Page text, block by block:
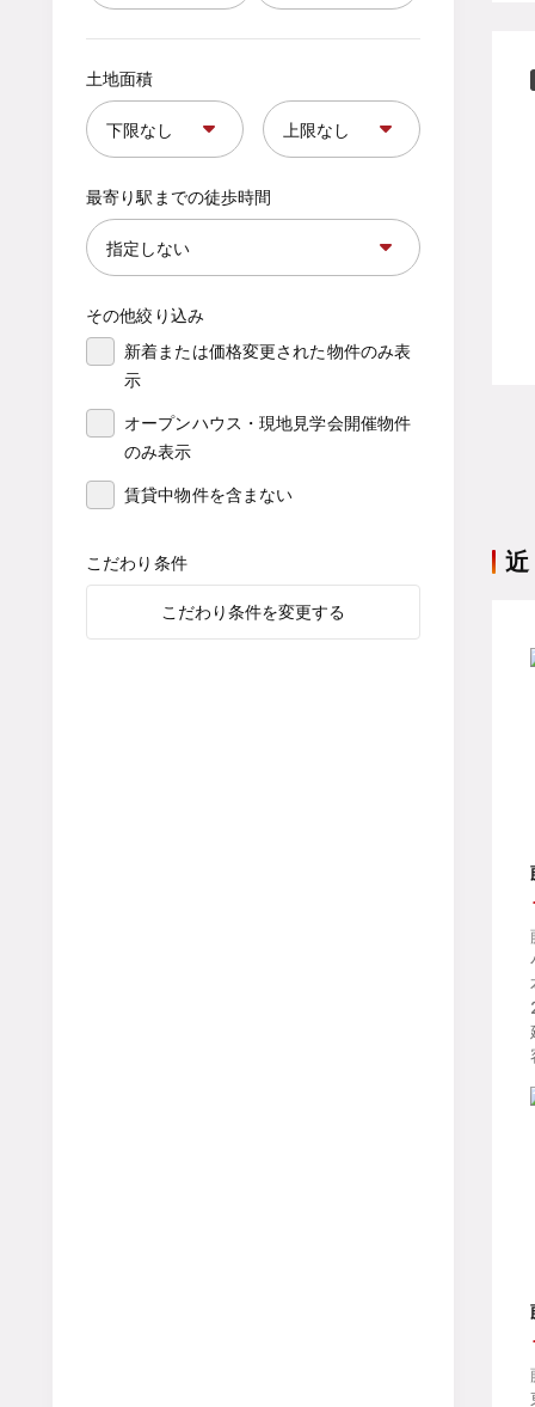
土地面積
最寄り駅までの徒歩時間
その他絞り込み
新着または価格変更された物件のみ表
示
オープンハウス・現地見学会開催物件
のみ表示
賃貸中物件を含まない
こだわり条件
こだわり条件を変更する